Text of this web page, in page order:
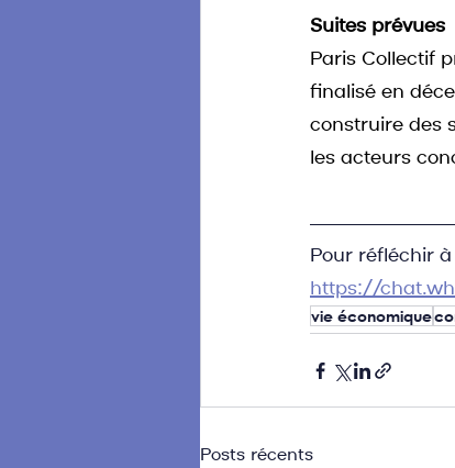
Suites prévues
Paris Collectif
finalisé en
construire des
les acteurs
Pour réfléchir
https://
vie économique
Posts récents